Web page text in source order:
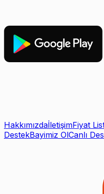
HakkımızdaİletişimFiyat
DestekBayimiz OlCanlı